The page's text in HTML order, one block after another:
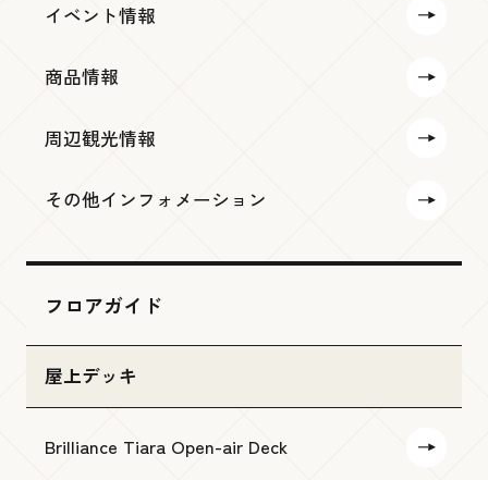
イベント情報
商品情報
周辺観光情報
その他インフォメーション
フロアガイド
屋上デッキ
Brilliance Tiara Open-air Deck